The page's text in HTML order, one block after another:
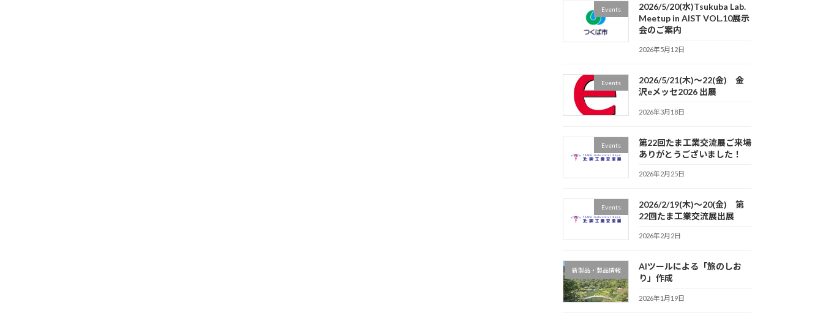
Events
2026/5/20(水)Tsukuba Lab.
Meetup in AIST VOL.10展示
会のご案内
2026年5月12日
Events
2026/5/21(木)～22(金) 金
沢eメッセ2026 出展
2026年3月18日
Events
第22回たま工業交流展ご来場
ありがとうございました！
2026年2月25日
Events
2026/2/19(木)～20(金) 第
22回たま工業交流展出展
2026年2月2日
新製品・製品情報
AIツールによる「旅のしお
り」作成
2026年1月19日